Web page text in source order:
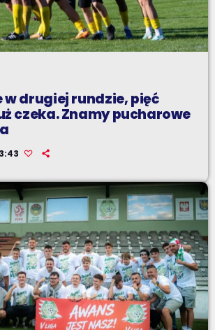
w drugiej rundzie, pięć
czeka. Znamy pucharowe